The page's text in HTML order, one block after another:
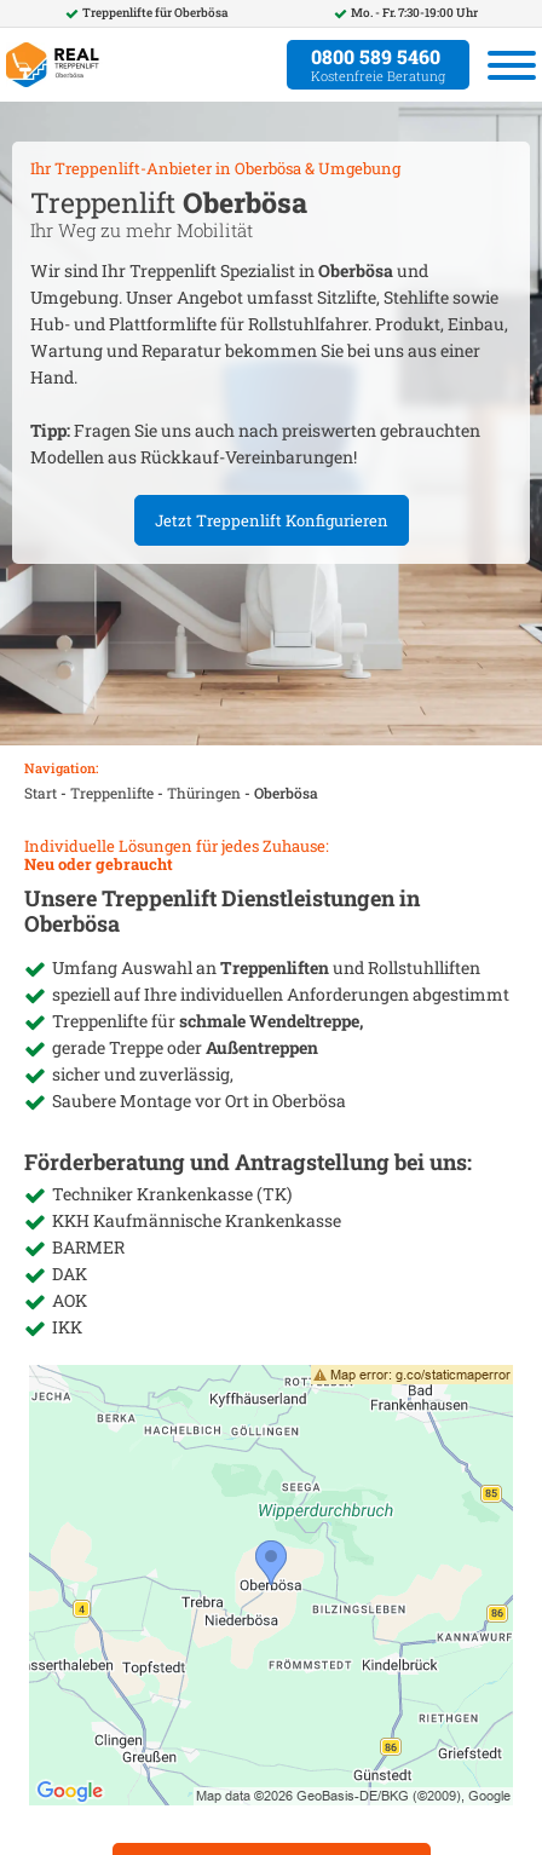
Treppenlifte fürOberbösa Mo. - Fr. 7:30-19:00 Uhr
0800 589 5460
Kostenfreie Beratung
Ihr Treppenlift-Anbieter in Oberbösa& Umgebung
Treppenlift Oberbösa
Ihr Weg zu mehr Mobilität
Wir sind Ihr Treppenlift Spezialist inOberbösaund
Umgebung. Unser Angebot umfasst Sitzlifte, Stehlifte sowie
Hub- und Plattformlifte für Rollstuhlfahrer. Produkt, Einbau,
Wartung und Reparatur bekommen Sie bei uns aus einer
Hand.
Tipp:Fragen Sie uns auch nach preiswerten gebrauchten
Modellen aus Rückkauf-Vereinbarungen!
Jetzt Treppenlift Konfigurieren
Navigation:
Start- Treppenlifte- Thüringen - Oberbösa
Individuelle Lösungen für jedes Zuhause:
Neu oder gebraucht
Unsere Treppenlift Dienstleistungen in
Oberbösa
Umfang Auswahl anTreppenliftenund Rollstuhlliften
speziell auf Ihre individuellen Anforderungen abgestimmt
Treppenlifte fürschmale Wendeltreppe,
gerade Treppe oderAußentreppen
sicher und zuverlässig,
Saubere Montage vor Ort inOberbösa
Förderberatung und Antragstellung bei uns:
Techniker Krankenkasse (TK)
KKH Kaufmännische Krankenkasse
BARMER
DAK
AOK
IKK